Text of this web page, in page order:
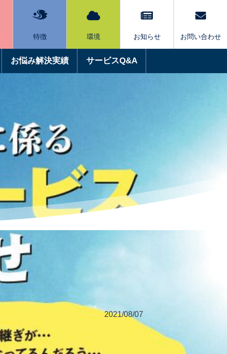
お問い合わせ
お知らせ
環境
特徴
お悩み解決実績 サービスQ&A
2021/08/07